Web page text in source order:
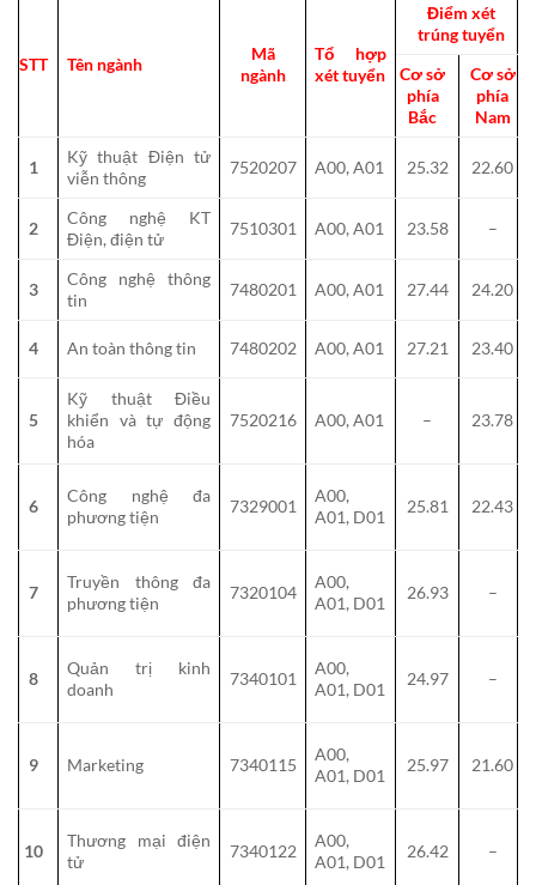
STT Tên ngành
Mã
ngành
Tổ hợp
xét tuyển
Điểm xét
trúng tuyển
Cơ sở
phía
Bắc
Cơ sở
phía
Nam
1
Kỹ thuật Điện tử
viễn thông
7520207 A00, A01 25.32 22.60
2
Công nghệ KT
Điện, điện tử
7510301 A00, A01 23.58 –
3
Công nghệ thông
tin
7480201 A00, A01 27.44 24.20
4 An toàn thông tin 7480202 A00, A01 27.21 23.40
5
Kỹ thuật Điều
khiển và tự động
hóa
7520216 A00, A01 – 23.78
6
Công nghệ đa
phương tiện
7329001
A00,
A01, D01
25.81 22.43
7
Truyền thông đa
phương tiện
7320104
A00,
A01, D01
26.93 –
8
Quản trị kinh
doanh
7340101
A00,
A01, D01
24.97 –
9 Marketing 7340115
A00,
A01, D01
25.97 21.60
10
Thương mại điện
tử
7340122
A00,
A01, D01
26.42 –